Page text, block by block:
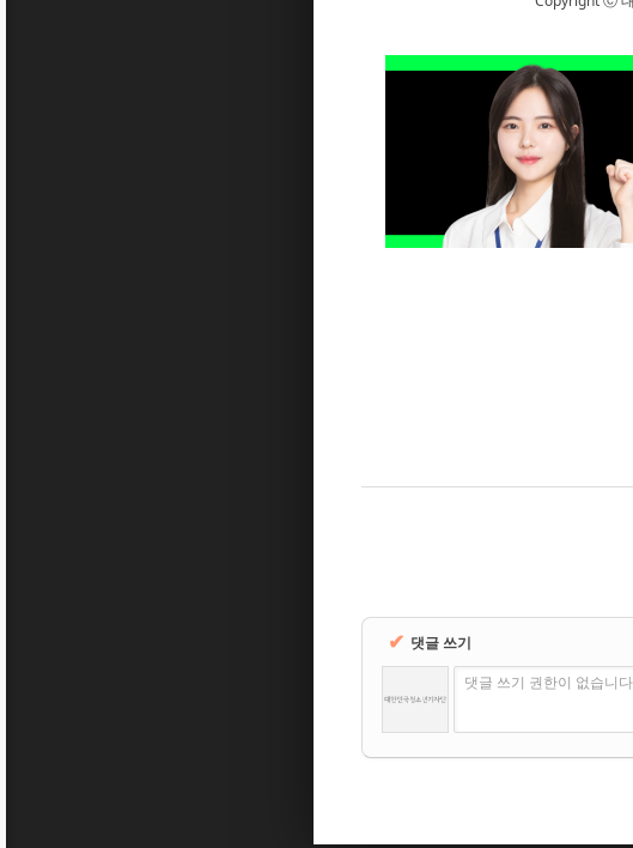
✔ 댓글 쓰기
댓글 쓰기 권한이 없습니